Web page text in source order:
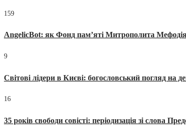
159
AngelicBot: як Фонд пам’яті Митрополита Мефодія
9
Світові лідери в Києві: богословський погляд на
16
35 років свободи совісті: періодизація зі слова